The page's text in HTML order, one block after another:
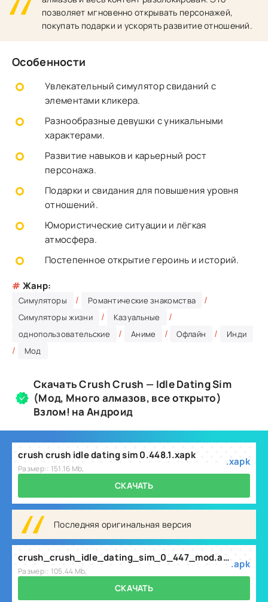
позволяет мгновенно открывать персонажей,
покупать подарки и ускорять развитие отношений.
Особенности
Увлекательный симулятор свиданий с
элементами кликера.
Разнообразные девушки с уникальными
характерами.
Развитие навыков и карьерный рост
персонажа.
Подарки и свидания для повышения уровня
отношений.
Юмористические ситуации и лёгкая
атмосфера.
Постепенное открытие героинь и историй.
# Жанр:
Симуляторы / Романтические знакомства /
Симуляторы жизни / Казуальные /
однопользовательские / Аниме / Офлайн / Инди
/ Мод
Скачать Crush Crush — Idle Dating Sim
(Мод, Много алмазов, все открыто)
Взлом! на Андроид
crush crush idle dating sim 0.448.1.xapk
Размер:: 151.16 Mb,
.xapk
СКАЧАТЬ
Последняя оригинальная версия
crush_crush_idle_dating_sim_0_447_mod.apk
Размер:: 105.44 Mb,
.apk
СКАЧАТЬ